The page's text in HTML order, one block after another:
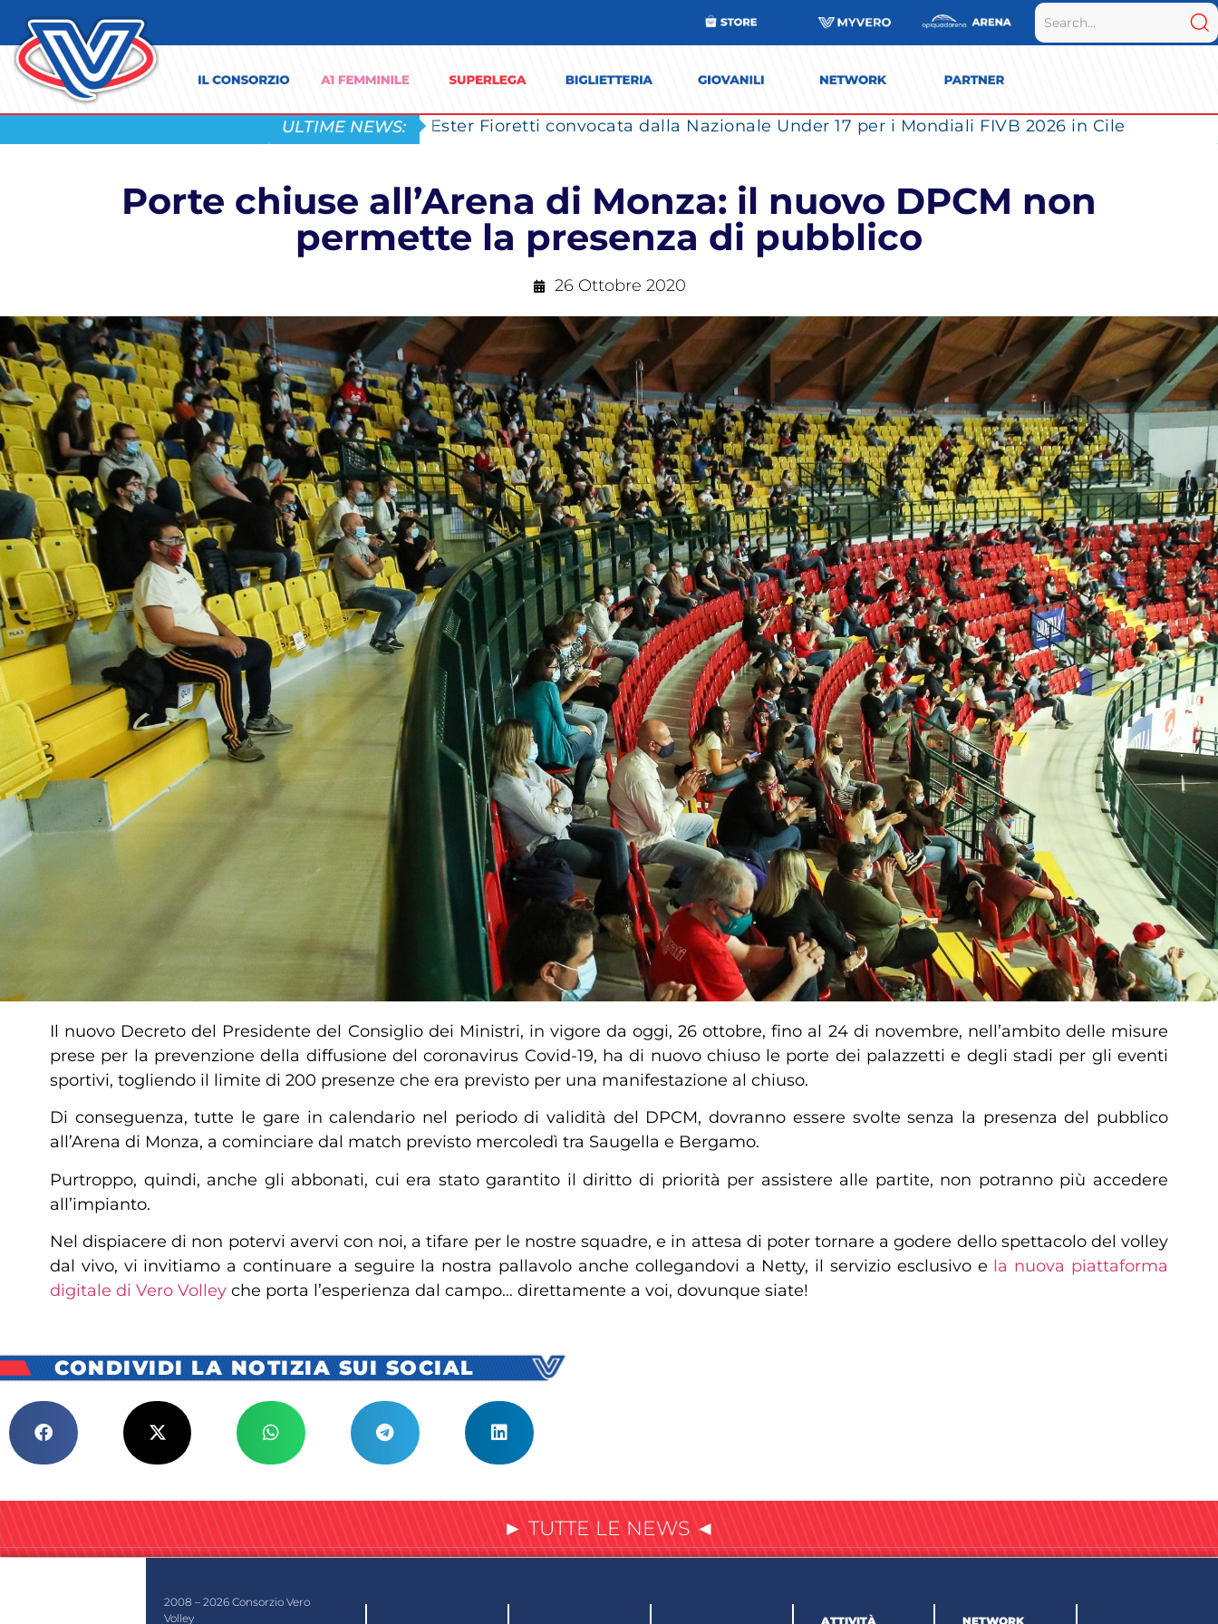
ULTIME NEWS: Ester Fioretti convocata dalla Nazionale Under 17 per i Mondiali FIVB 2026 in Cile
Porte chiuse all’Arena di Monza: il nuovo DPCM non
permette la presenza di pubblico
26 Ottobre 2020
Il nuovo Decreto del Presidente del Consiglio dei Ministri, in vigore da oggi, 26 ottobre, fino al 24 di novembre, nell’ambito delle misure
prese per la prevenzione della diffusione del coronavirus Covid-19, ha di nuovo chiuso le porte dei palazzetti e degli stadi per gli eventi
sportivi, togliendo il limite di 200 presenze che era previsto per una manifestazione al chiuso.
Di conseguenza, tutte le gare in calendario nel periodo di validità del DPCM, dovranno essere svolte senza la presenza del pubblico
all’Arena di Monza, a cominciare dal match previsto mercoledì tra Saugella e Bergamo.
Purtroppo, quindi, anche gli abbonati, cui era stato garantito il diritto di priorità per assistere alle partite, non potranno più accedere
all’impianto.
Nel dispiacere di non potervi avervi con noi, a tifare per le nostre squadre, e in attesa di poter tornare a godere dello spettacolo del volley
dal vivo, vi invitiamo a continuare a seguire la nostra pallavolo anche collegandovi a Netty, il servizio esclusivo e la nuova piattaforma
digitale di Vero Volley che porta l’esperienza dal campo… direttamente a voi, dovunque siate!
CONDIVIDI LA NOTIZIA SUI SOCIAL
► TUTTE LE NEWS ◄
2008 – 2026 Consorzio Vero
Volley
ATTIVITÀ NETWORK